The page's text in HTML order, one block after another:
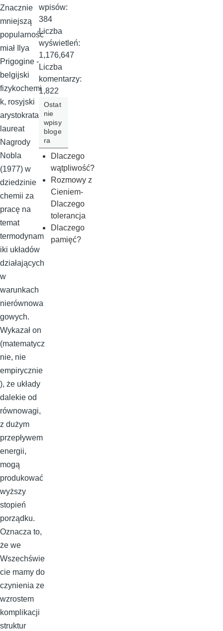
Znacznie
mniejszą
popularność
miał Ilya
Prigogine -
belgijski
fizykochemi
k, rosyjski
arystokrata,
laureat
Nagrody
Nobla
(1977) w
dziedzinie
chemii za
pracę na
temat
termodynam
iki układów
działających
w
warunkach
nierównowa
gowych.
Wykazał on
(matematycz
nie, nie
empirycznie
), że układy
dalekie od
równowagi,
z dużym
przepływem
energii,
mogą
produkować
wyższy
stopień
porządku.
Oznacza to,
że we
Wszechświe
cie mamy do
czynienia ze
wzrostem
komplikacji
struktur
wpisów:
384
Liczba
wyświetleń:
1,176,647
Liczba
komentarzy:
1,822
Ostat
nie
wpisy
bloge
ra
Dlaczego
wątpliwość?
Rozmowy z
Cieniem-
Dlaczego
tolerancja
Dlaczego
pamięć?